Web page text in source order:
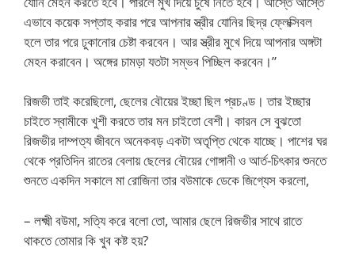
এভাবে কয়েক সপ্তাহ করার পরে আপনার স্ত্রীর যোনির ছিদ্র ফ্লেক্সিবল
হলে তার পরে ঢুকানোর চেষ্টা করবেন। আর স্ত্রীর মুখে দিয়ে আপনার অঙ্গটা
মেহন করাবেন। অঙ্গের চামড়া যতটা সম্ভব পিচ্ছিল করবেন।”
রিজভী তাই করেছিলো, ছেলের বৌয়ের ইচ্ছা ছিল প্রচণ্ড। তার ইচ্ছার
চাইতে স্বামীকে খুশী করতে তার মন চাইতো বেশী। কারন সে বুঝতো
রিজভীর দাম্পত্য জীবনে অনেকবড় একটা অতৃপ্তি থেকে যাচ্ছে। পাশের ঘর
থেকে প্রতিদিন রাতের বেলায় ছেলের বৌয়ের গোঙ্গানী ও আর্ত-চিৎকার শুনতে
শুনতে একদিন সকালে মা রোজিনা তার বউমাকে ডেকে জিগ্যেস করলো,
– লক্ষ্মী বউমা, সত্যি করে বলো তো, আমার ছেলে রিজভীর সাথে রাতে
থাকতে তোমার কি খুব কষ্ট হয়?